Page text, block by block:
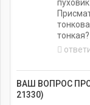
тонкая?
ВАШ ВОПРОС ПРО
21330)